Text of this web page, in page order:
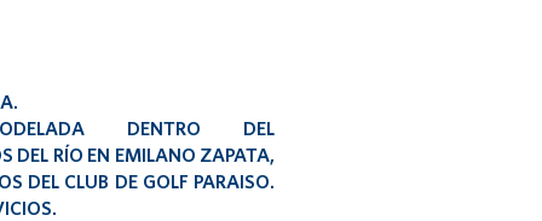
DENTRO DEL
DEL RÍO EN EMILANO ZAPATA,
DEL CLUB DE GOLF PARAISO.